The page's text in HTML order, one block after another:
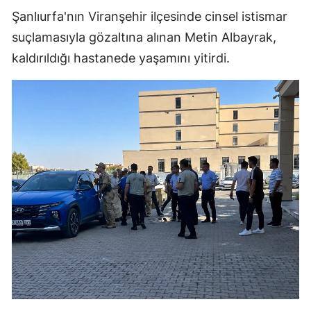
Şanlıurfa'nın Viranşehir ilçesinde cinsel istismar
suçlamasıyla gözaltına alınan Metin Albayrak,
kaldırıldığı hastanede yaşamını yitirdi.